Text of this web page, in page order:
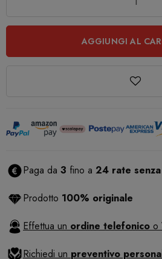
AGGIUNGI AL
Paga da 3 fino a 24 rate
Prodotto 100% originale
Effettua un ordine telefonico o
Richiedi un preventivo